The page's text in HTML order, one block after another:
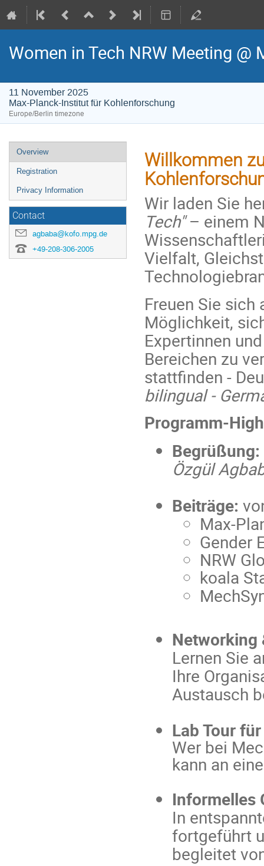
Women in Tech NRW Meeting
11 November 2025
Max-Planck-Institut für Kohlenforschung
Europe/Berlin timezone
Event
menu
Overview
Registration
Privacy Information
Contact
agbaba@kofo.mpg.de
+49-208-306-2005
Willkommen
Wir laden Sie
Tech"– einem
Vielfalt,
Freuen Sie
Möglichkeit,
Expertinnen
Bereichen zu
stattfinden -
bilingual -
Programm-
Begrüßung:
Özgül
Beiträge:
Max-
Gender
NRW
koala
Networking
Lernen Sie
Ihre
Austausch
Lab Tour
Wer bei
kann an
Informelles
In
fortgeführt
begleitet